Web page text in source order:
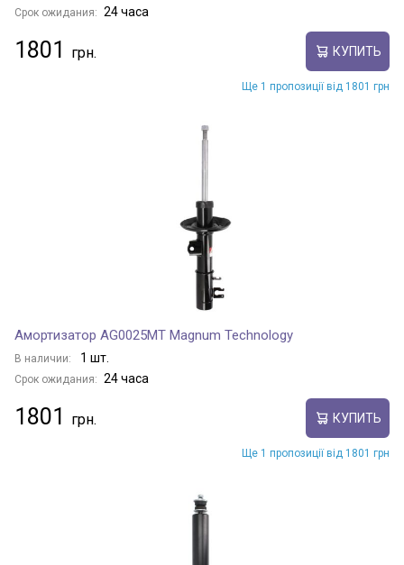
Срок ожидания: 24 часа
1801 КУПИТЬ
Ще 1 пропозиції від 1801 грн
Амортизатор AG0025MT Magnum Technology
В наличии: 1 шт.
Срок ожидания: 24 часа
1801 КУПИТЬ
Ще 1 пропозиції від 1801 грн